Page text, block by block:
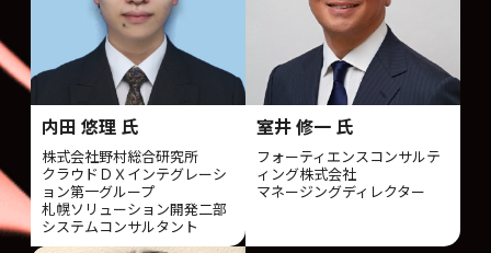
内田 悠理 氏
株式会社野村総合研究所
クラウドＤＸインテグレーシ
ョン第一グループ
札幌ソリューション開発二部
システムコンサルタント
室井 修一 氏
フォーティエンスコンサルテ
ィング株式会社
マネージングディレクター